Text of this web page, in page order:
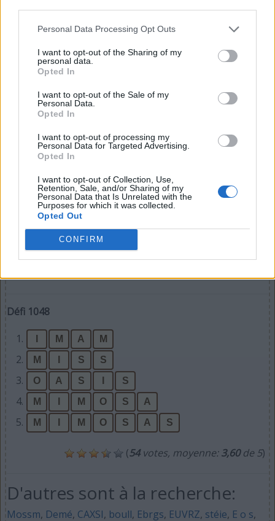
Personal Data Processing Opt Outs
I want to opt-out of the Sharing of my
personal data.
Opted In
I want to opt-out of the Sale of my
Personal Data.
Opted In
I want to opt-out of processing my
Personal Data for Targeted Advertising.
Opted In
I want to opt-out of Collection, Use,
Retention, Sale, and/or Sharing of my
Personal Data that Is Unrelated with the
Purposes for which it was collected.
Opted Out
CONFIRM
Recherche par lettres.
Entrez toutes les lettres du
puzzle:
lettres.
Recherche
Défi 1048
1.
M A M
2. M S S
3. O A S S
4. M M O S A
5. M M O S A S
(54votes, moyenne:3,60de 5)
D'autres sont à la recherche:
Mossm, Demé, CAXSI, boull, Ebrgs, EUVRZ, stéie, E o s,